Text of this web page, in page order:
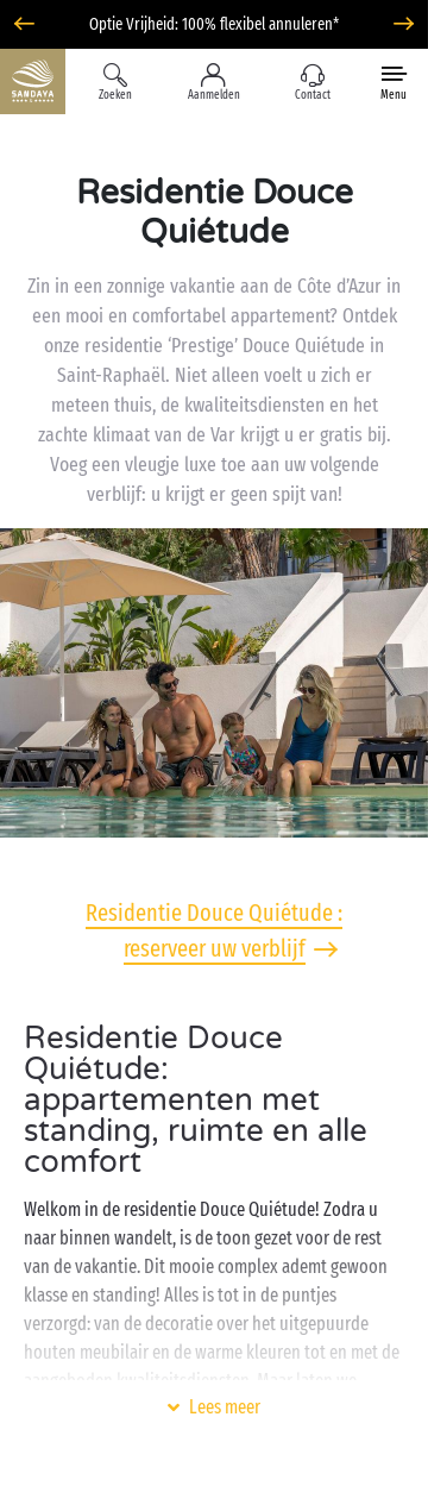
Optie Vrijheid: 100% flexibel annuleren*
Zoeken Aanmelden Contact Menu
Residentie Douce
Quiétude
Zin in een zonnige vakantie aan de Côte d’Azur in
een mooi en comfortabel appartement? Ontdek
onze residentie ‘Prestige’ Douce Quiétude in
Saint-Raphaël. Niet alleen voelt u zich er
meteen thuis, de kwaliteitsdiensten en het
zachte klimaat van de Var krijgt u er gratis bij.
Voeg een vleugje luxe toe aan uw volgende
verblijf: u krijgt er geen spijt van!
Residentie Douce Quiétude :
reserveer uw verblijf
Residentie Douce
Quiétude:
appartementen met
standing, ruimte en alle
comfort
Welkom in de residentie Douce Quiétude! Zodra u
naar binnen wandelt, is de toon gezet voor de rest
van de vakantie. Dit mooie complex ademt gewoon
klasse en standing! Alles is tot in de puntjes
verzorgd: van de decoratie over het uitgepuurde
houten meubilair en de warme kleuren tot en met de
aangeboden kwaliteitsdiensten. Maar laten we
beginnen bij het begin!Lees meer